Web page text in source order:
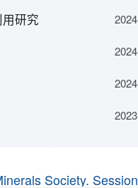
研究
流会暨第二十三届
关于举办2024年全省大型科研
发展交流研讨会
大会的通知 （第一轮